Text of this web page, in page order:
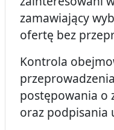
zamawiający
ofertę bez
Kontrola
postępowania o
oraz podpisania